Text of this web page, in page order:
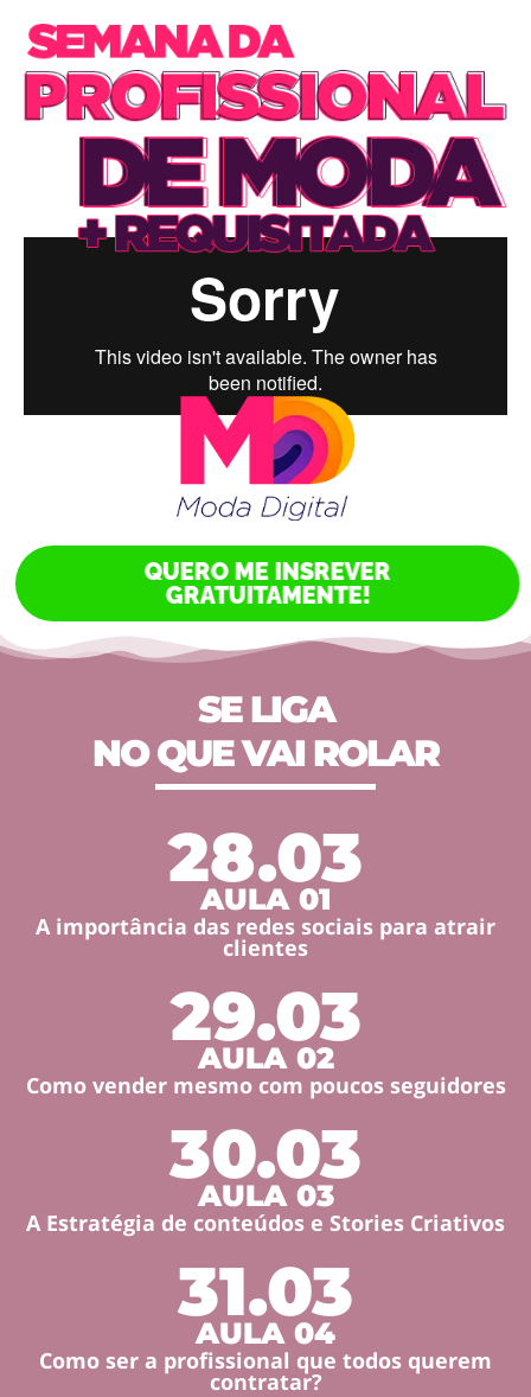
QUERO ME INSREVER
GRATUITAMENTE!
SE LIGA
NO QUE VAI ROLAR
AULA 01
A importância das redes sociais para atrair
clientes
28.03
29.03
AULA 02
Como vender mesmo com poucos seguidores
AULA 03
A Estratégia de conteúdos e Stories Criativos
30.03
31.03
AULA 04
Como ser a profissional que todos querem
contratar?